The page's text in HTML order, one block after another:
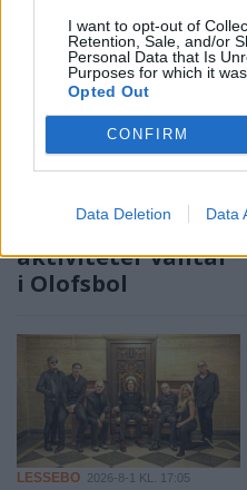
I want to opt-out of
Retention, Sale, and/or
Personal Data that Is
Purposes for which it
Opted Out
CONFIRM
Data Deletion Data
Kolmilan tänds
den 31 juli – över
en månad av
aktiviteter väntar
i Olofsbol
LESSEBO 2026-8-1 KL. 17:05